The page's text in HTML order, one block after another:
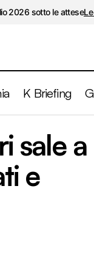
2026 sotto le attese
K Briefing
Canada, tassi
sale a
e